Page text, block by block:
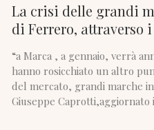
La crisi delle grandi
di Ferrero,
“a Marca , a gennaio, verrà
hanno rosicchiato un altro
del mercato, grandi marche
Giuseppe Caprotti,aggiornato